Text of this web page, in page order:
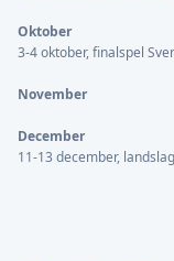
Oktober
3-4 oktober, finalspel
November
December
11-13 december,